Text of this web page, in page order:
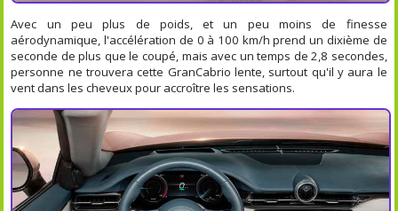
Avec un peu plus de poids, et un peu moins de finesse
aérodynamique, l'accélération de 0 à 100 km/h prend un dixième de
seconde de plus que le coupé, mais avec un temps de 2,8 secondes,
personne ne trouvera cette GranCabrio lente, surtout qu'il y aura le
vent dans les cheveux pour accroître les sensations.